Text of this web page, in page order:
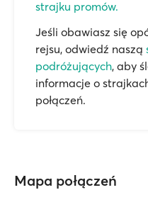
strajku promów.
Jeśli obawiasz się
rejsu, odwiedź naszą
podróżujących, aby
informacje o
połączeń.
Mapa połączeń